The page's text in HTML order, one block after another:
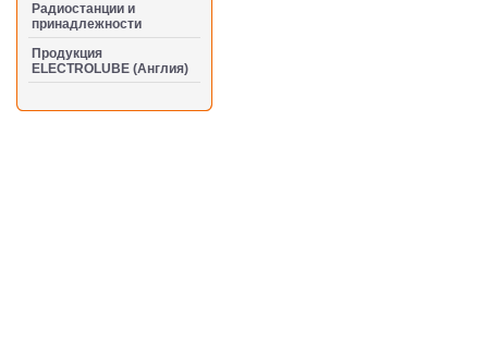
Радиостанции и
принадлежности
Продукция
ELECTROLUBE (Англия)